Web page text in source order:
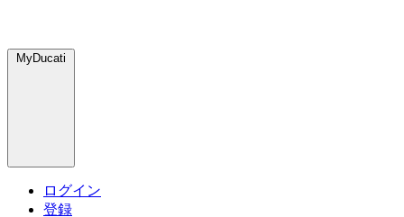
MyDucati
ログイン
登録